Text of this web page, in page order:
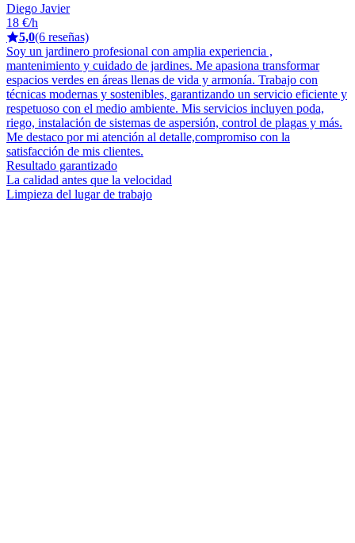
Diego Javier
18 €/h
5,0(6 reseñas)
Soy un jardinero profesional con amplia experiencia ,
mantenimiento y cuidado de jardines. Me apasiona transformar
espacios verdes en áreas llenas de vida y armonía. Trabajo con
técnicas modernas y sostenibles, garantizando un servicio eficiente y
respetuoso con el medio ambiente. Mis servicios incluyen poda,
riego, instalación de sistemas de aspersión, control de plagas y más.
Me destaco por mi atención al detalle,compromiso con la
satisfacción de mis clientes.
Resultado garantizado
La calidad antes que la velocidad
Limpieza del lugar de trabajo